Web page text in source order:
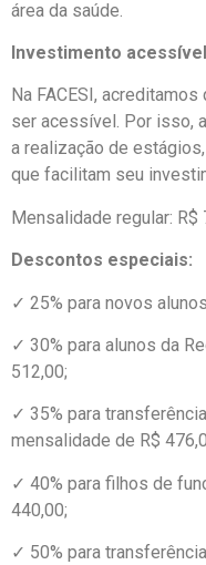
área da saúde.
Investimento
Na FACESI,
ser acessível. Por isso,
a realização de
que facilitam seu
Mensalidade regular: R$
Descontos especiais:
✓ 25% para novos
✓ 30% para alunos da
512,00;
✓ 35% para
mensalidade de R$
✓ 40% para filhos de
440,00;
✓ 50% para